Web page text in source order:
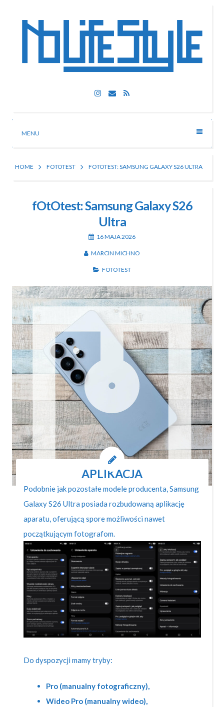
Nolife Style
Technologia, fotografia, rozrywka
Instagram
EmailRSS
MENU
HOME FOTOTEST FOTOTEST: SAMSUNG GALAXY S26 ULTRA
fOtOtest: Samsung Galaxy S26
Ultra
16 MAJA 2026
MARCIN MICHNO
FOTOTEST
APLIKACJA
Podobnie jak pozostałe modele producenta, Samsung
Galaxy S26 Ultra posiada rozbudowaną aplikację
aparatu, oferującą spore możliwości nawet
początkującym fotografom.
Do dyspozycji mamy tryby:
Pro (manualny fotograficzny),
Wideo Pro (manualny wideo),